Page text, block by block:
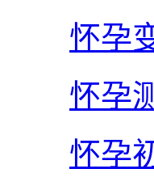
怀孕
怀孕
怀孕